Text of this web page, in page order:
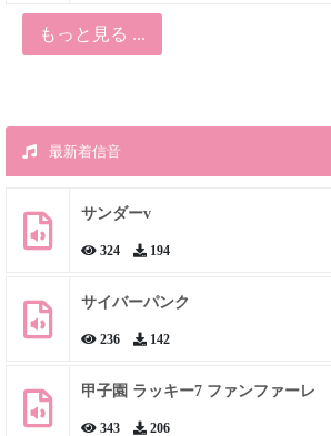
もっと見る ...
最新着信音
サンダーv
324 194
サイバーパンク
236 142
甲子園 ラッキー7 ファンファーレ
343 206